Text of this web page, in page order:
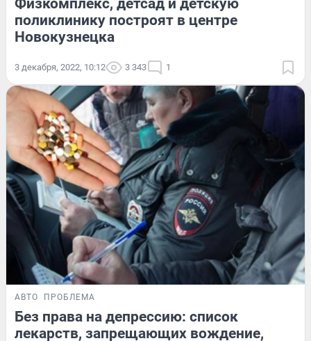
поликлинику построят в центре
Новокузнецка
3 декабря, 2022, 10:12 3 343 1
АВТО ПРОБЛЕМА
Без права на депрессию: список
лекарств, запрещающих вождение,